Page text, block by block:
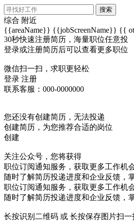
搜索
综合 附近
{{areaName}} {{jobScreenName}} {{
30秒快速注册简历，海量职位任意投
登录或注册简历后可以查看更多职位
微信扫一扫，求职更轻松
登录 注册
联系客服：000-0000000
您还没有创建简历，无法投递
创建简历，为您推荐合适的岗位
创建
关注公众号，您将获得
职位订阅通知服务，获取更多工作机
随时了解简历投递进度和企业反馈，
职位订阅通知服务，获取更多工作机
随时了解简历投递进度和企业反馈，
长按识别二维码 或 长按保存图片扫一